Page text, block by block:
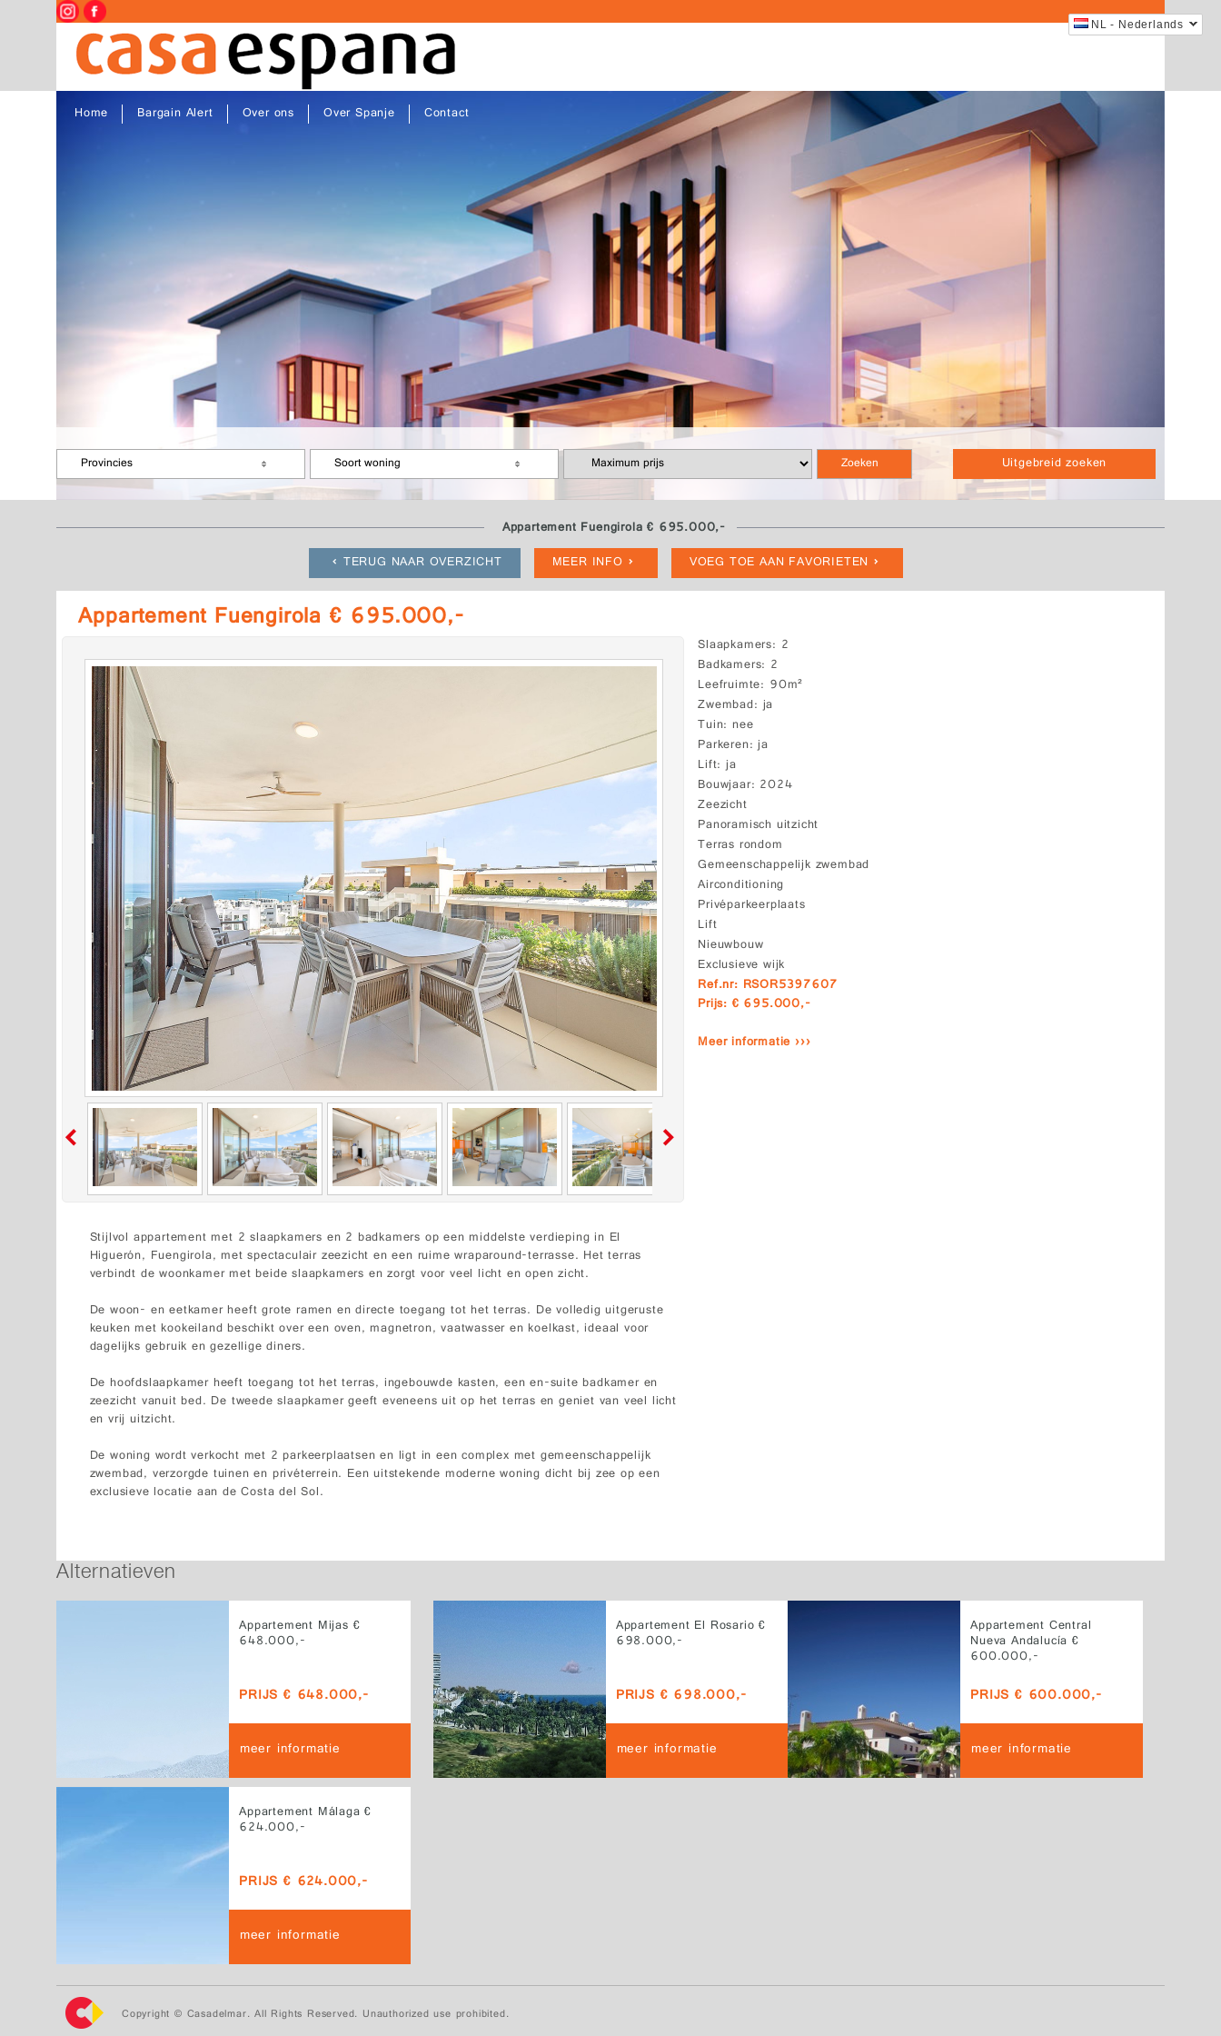
NL - Nederlands
Home Bargain Alert Over ons Over Spanje Contact
Uitgebreid zoeken
Provincies Soort woning
Appartement Fuengirola € 695.000,-
TERUG NAAR OVERZICHT
MEER INFO VOEG TOE AAN FAVORIETEN
Appartement Fuengirola € 695.000,-
Slaapkamers 2
Badkamers 2
Leefruimte 90m²
Zwembad ja
Tuin nee
Parkeren ja
Lift ja
Bouwjaar 2024
Zeezicht
Panoramisch uitzicht
Terras rondom
Gemeenschappelijk zwembad
Airconditioning
Privéparkeerplaats
Lift
Nieuwbouw
Exclusieve wijk
Ref.nr: RSOR5397607
Prijs: € 695.000,-
Meer informatie ›››
Stijlvol appartement met 2 slaapkamers en 2 badkamers op een middelste verdieping in El
Higuerón, Fuengirola, met spectaculair zeezicht en een ruime wraparound-terrasse. Het terras
verbindt de woonkamer met beide slaapkamers en zorgt voor veel licht en open zicht.
De woon- en eetkamer heeft grote ramen en directe toegang tot het terras. De volledig uitgeruste
keuken met kookeiland beschikt over een oven, magnetron, vaatwasser en koelkast, ideaal voor
dagelijks gebruik en gezellige diners.
De hoofdslaapkamer heeft toegang tot het terras, ingebouwde kasten, een en-suite badkamer en
zeezicht vanuit bed. De tweede slaapkamer geeft eveneens uit op het terras en geniet van veel licht
en vrij uitzicht.
De woning wordt verkocht met 2 parkeerplaatsen en ligt in een complex met gemeenschappelijk
zwembad, verzorgde tuinen en privéterrein. Een uitstekende moderne woning dicht bij zee op een
exclusieve locatie aan de Costa del Sol.
Alternatieven
Appartement Mijas €
648.000,-
PRIJS € 648.000,-
meer informatie
Appartement El Rosario €
698.000,-
PRIJS € 698.000,-
meer informatie
Appartement Central
Nueva Andalucía €
600.000,-
PRIJS € 600.000,-
meer informatie
Appartement Málaga €
624.000,-
PRIJS € 624.000,-
meer informatie
Copyright © Casadelmar. All Rights Reserved. Unauthorized use prohibited.